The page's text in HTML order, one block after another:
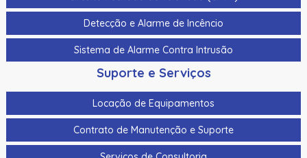
Cabo Para Cameras Mobile 4 Metros Hikvision Ds-
Cadastrador De Cartoes Hikvision Ds-K1F100-D8E Dupla
Frequencia 125Khz (Em) E 13,56Mhz (Mifare)
Cadastrador Impressao Digital Hikvision Ds-K1F820-F
Cartao De Memoria Hikvision Hs-Tf-H1I 32G
Cartao De Proximidade Rfid Hikvision Ds-K7M101-E0 Freq.
Detecção e Alarme de Incêncio
Sistema de Alarme Contra Intrusão
Suporte e Serviços
Locação de Equipamentos
Contrato de Manutenção e Suporte